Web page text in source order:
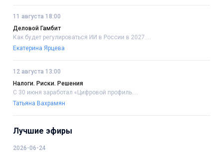
11 августа 18:00
Деловой Гамбит
Как будет регулироваться ИИ в России в 2027....
Екатерина Ярцева
12 августа 13:00
Налоги. Риски. Решения
С 30 июня заработал «Цифровой профиль....
Татьяна Вахрамян
Лучшие эфиры
2026-06-24